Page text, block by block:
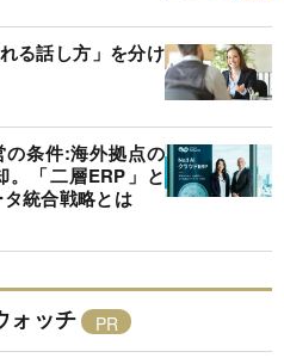
る話し方」を分け
条件:海外拠点の
。「二層ERP」と
統合戦略とは
ォッチ